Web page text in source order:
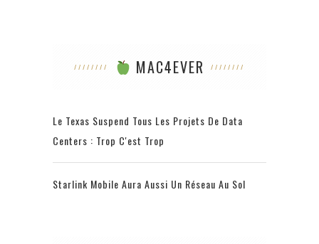
MAC4EVER
Le Texas Suspend Tous Les Projets De Data
Centers : Trop C'est Trop
Starlink Mobile Aura Aussi Un Réseau Au Sol